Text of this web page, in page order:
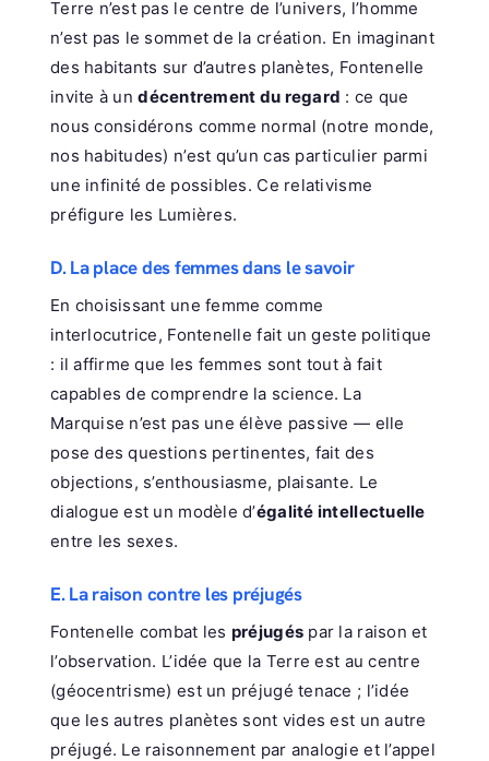
Terre n’est pas le centre de l’univers, l’homme
n’est pas le sommet de la création. En imaginant
des habitants sur d’autres planètes, Fontenelle
invite à undécentrement du regard : ce que
nous considérons comme normal (notre monde,
nos habitudes) n’est qu’un cas particulier parmi
une infinité de possibles. Ce relativisme
préfigure les Lumières.
D. La place des femmes dans le savoir
En choisissant une femme comme
interlocutrice, Fontenelle fait un geste politique
: il affirme que les femmes sont tout à fait
capables de comprendre la science. La
Marquise n’est pas une élève passive — elle
pose des questions pertinentes, fait des
objections, s’enthousiasme, plaisante. Le
dialogue est un modèle d’égalité intellectuelle
entre les sexes.
E. La raison contre les préjugés
Fontenelle combat les préjugés par la raison et
l’observation. L’idée que la Terre est au centre
(géocentrisme) est un préjugé tenace ; l’idée
que les autres planètes sont vides est un autre
préjugé. Le raisonnement par analogie et l’appel